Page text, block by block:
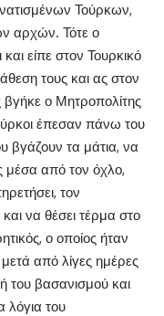
Τούρκων,
αρχών. Τότε ο
είπε στον Τουρκικό
τους και ας στον
βγήκε ο Μητροπολίτης
έπεσαν πάνω του
βγάζουν τα μάτια, να
μέσα από τον όχλο,
τον
να θέσει τέρμα στο
ο οποίος ήταν
από λίγες ημέρες
του βασανισμού και
λόγια του